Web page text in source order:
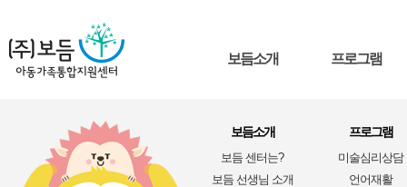
보듬소개 프로그램
보듬소개
보듬 센터는?
보듬 선생님 소개
프로그램
미술심리상담
언어재활